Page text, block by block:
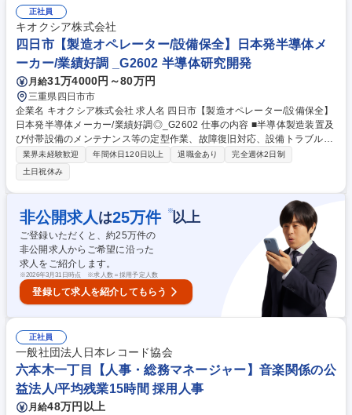
との連携 ・その他、人事領域における横断施策にも参画いただきます 募
集職種 【障がい者採用/正社員】人事・人材開発（研修）担当/SoftBankグ
ループ
正社員
キオクシア株式会社
四日市【製造オペレーター/設備保全】日本発半導体メ
ーカー/業績好調 _G2602 半導体研究開発
月給31万4000円～80万円
三重県四日市市
企業名 キオクシア株式会社 求人名 四日市【製造オペレーター/設備保全】
日本発半導体メーカー/業績好調◎_G2602 仕事の内容 ■半導体製造装置及
び付帯設備のメンテナンス等の定型作業、故障復旧対応、設備トラブルの
原因調査、再発防止策の立案と実行稼働率向上、保全コスト低減を目的と
した予防保全・改善活動などの保全業務全般 【採用背景】NANDフラッシ
ュメモリ市場は、生成AIの拡大に伴い爆発的な成長を続けています。それ
に併せて年々高容量化と高性能化が進んでおり、製造技術でハード/プロセ
スを最適化し、品質改善とコストダウンを両立していくことが不可欠で
す。競争の激しい市場で他社に差をつけるために、幅広い発想を持ち、挑
戦を恐れずに積極的な改善を進める仲間を新たに迎え入れたいと考えてい
ます。 募集職種 四日市【製造オペレーター/設備保全】日本発半導体メー
カー/業績好調◎_G2602
業界未経験歓迎 年間休日120日以上 退職金あり
完全週休2日制
土日祝休み
非公開求人 は25万件 ※以上
ご登録いただくと、約25万件の
非公開求人からご希望に沿った
求人をご紹介します。
※2026年3月31日時点 ※求人数＝採用予定人数
登録して求人を紹介してもらう
正社員
一般社団法人日本レコード協会
六本木一丁目【人事・総務マネージャー】音楽関係の公
益法人/平均残業15時間 採用人事
月給48万円以上